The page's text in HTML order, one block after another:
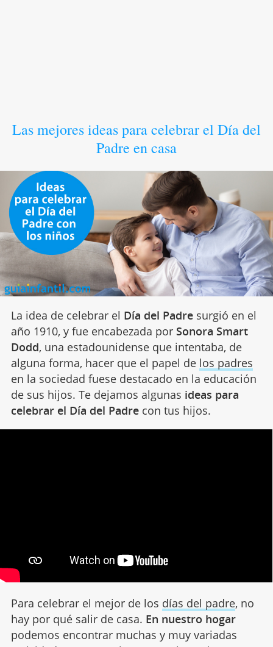
Las mejores ideas para celebrar el Día del
Padre en casa
La idea de celebrar el Día del Padresurgió en el
año 1910, y fue encabezada por Sonora Smart
Dodd, una estadounidense que intentaba, de
alguna forma, hacer que el papel de los padres
en la sociedad fuese destacado en la educación
de sus hijos. Te dejamos algunas ideas para
celebrar el Día del Padrecon tus hijos.
Para celebrar el mejor de los días del padre, no
hay por qué salir de casa. En nuestro hogar
podemos encontrar muchas y muy variadas